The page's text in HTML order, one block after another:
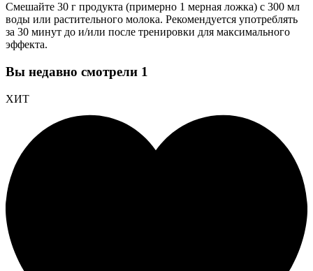
Смешайте 30 г продукта (примерно 1 мерная ложка) с 300 мл
воды или растительного молока. Рекомендуется употреблять
за 30 минут до и/или после тренировки для максимального
эффекта.
Вы недавно смотрели 1
ХИТ